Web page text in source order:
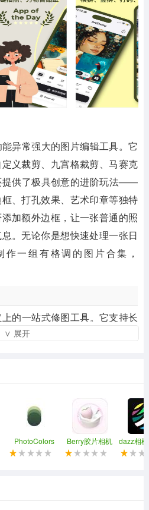
异常强大的图片编辑工具。它
义裁剪、九宫格裁剪、马赛克
提供了极具创意的进阶玩法——
、打孔效果、艺术印章等独特
加额外边框，让一张普通的照
。无论你是想快速处理一张日
一组有格调的图片合集，
的一站式修图工具。它支持长
照片无缝拼接成一张完整的长
印功能，让你在分享图片时既
章，一个应用就能搞定多种修图
软件之间来回切换，省心又高
打破规则束缚，充分释放你的
∨ 展开
PhotoColors Berry胶片相机
dazz相
苹